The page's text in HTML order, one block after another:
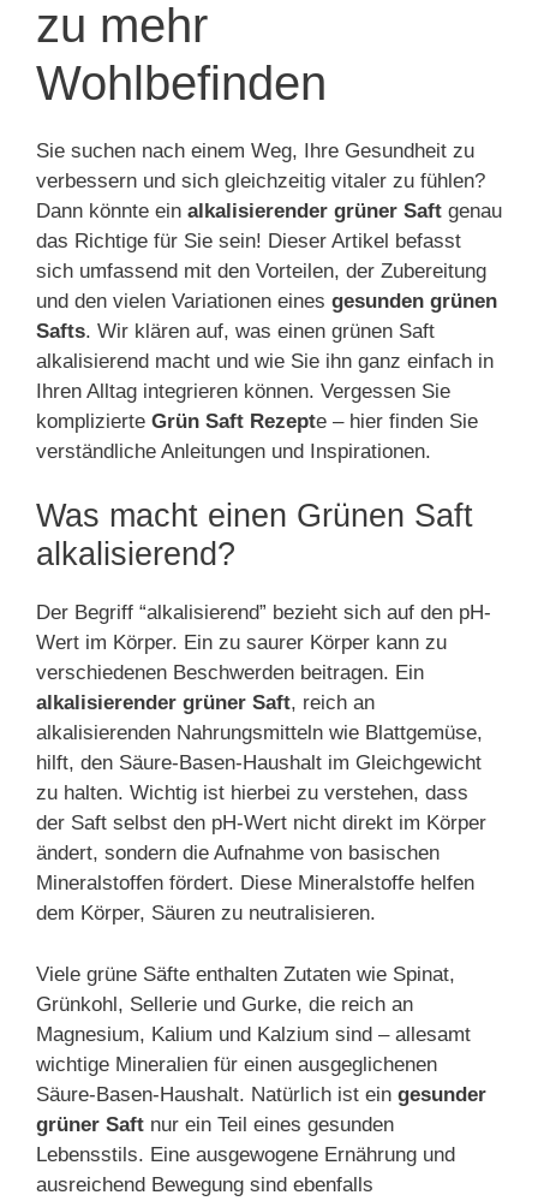
zu mehr
Wohlbefinden
Sie suchen nach einem Weg, Ihre Gesundheit zu
verbessern und sich gleichzeitig vitaler zu fühlen?
Dann könnte ein alkalisierender grüner Saft genau
das Richtige für Sie sein! Dieser Artikel befasst
sich umfassend mit den Vorteilen, der Zubereitung
und den vielen Variationen eines gesunden grünen
Safts. Wir klären auf, was einen grünen Saft
alkalisierend macht und wie Sie ihn ganz einfach in
Ihren Alltag integrieren können. Vergessen Sie
komplizierte Grün Saft Rezepte – hier finden Sie
verständliche Anleitungen und Inspirationen.
Was macht einen Grünen Saft
alkalisierend?
Der Begriff “alkalisierend” bezieht sich auf den pH-
Wert im Körper. Ein zu saurer Körper kann zu
verschiedenen Beschwerden beitragen. Ein
alkalisierender grüner Saft, reich an
alkalisierenden Nahrungsmitteln wie Blattgemüse,
hilft, den Säure-Basen-Haushalt im Gleichgewicht
zu halten. Wichtig ist hierbei zu verstehen, dass
der Saft selbst den pH-Wert nicht direkt im Körper
ändert, sondern die Aufnahme von basischen
Mineralstoffen fördert. Diese Mineralstoffe helfen
dem Körper, Säuren zu neutralisieren.
Viele grüne Säfte enthalten Zutaten wie Spinat,
Grünkohl, Sellerie und Gurke, die reich an
Magnesium, Kalium und Kalzium sind – allesamt
wichtige Mineralien für einen ausgeglichenen
Säure-Basen-Haushalt. Natürlich ist ein gesunder
grüner Saft nur ein Teil eines gesunden
Lebensstils. Eine ausgewogene Ernährung und
ausreichend Bewegung sind ebenfalls